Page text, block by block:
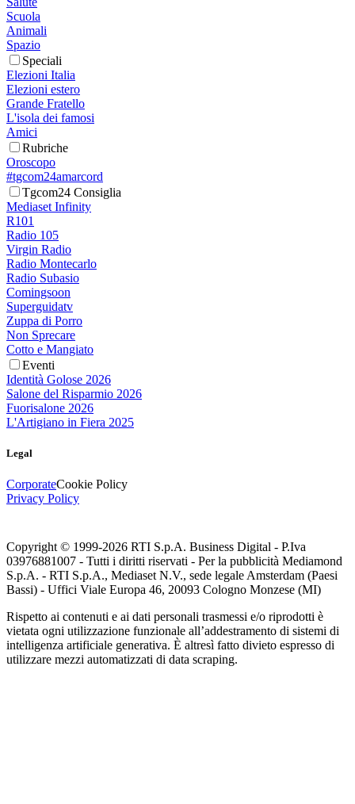
Scuola
Animali
Spazio
Speciali
Elezioni Italia
Elezioni estero
Grande Fratello
L'isola dei famosi
Amici
Rubriche
Oroscopo
#tgcom24amarcord
Tgcom24 Consiglia
Mediaset Infinity
R101
Radio 105
Virgin Radio
Radio Montecarlo
Radio Subasio
Comingsoon
Superguidatv
Zuppa di Porro
Non Sprecare
Cotto e Mangiato
Eventi
Identità Golose 2026
Salone del Risparmio 2026
Fuorisalone 2026
L'Artigiano in Fiera 2025
Legal
CorporateCookie Policy
Privacy Policy
Copyright © 1999-2026 RTI S.p.A. Business Digital - P.Iva
03976881007 - Tutti i diritti riservati - Per la pubblicità Mediamond
S.p.A. - RTI S.p.A., Mediaset N.V., sede legale Amsterdam (Paesi
Bassi) - Uffici Viale Europa 46, 20093 Cologno Monzese (MI)
Rispetto ai contenuti e ai dati personali trasmessi e/o riprodotti è
vietata ogni utilizzazione funzionale all’addestramento di sistemi di
intelligenza artificiale generativa. È altresì fatto divieto espresso di
utilizzare mezzi automatizzati di data scraping.